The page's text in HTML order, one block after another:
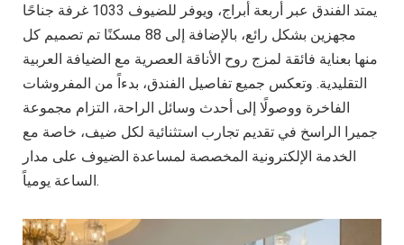
يمتد الفندق عبر أربعة أبراج، ويوفر للضيوف 1033 غرفة جناحًا
مجهزين بشكل رائع، بالإضافة إلى 88 مسكنًا تم تصميم كل
منها بعناية فائقة لمزج روح الأناقة العصرية مع الضيافة العربية
التقليدية. وتعكس جميع تفاصيل الفندق، بدءاً من المفروشات
الفاخرة ووصولًا إلى أحدث وسائل الراحة، التزام مجموعة
جميرا الراسخ في تقديم تجارب استثنائية لكل ضيف، خاصة مع
الخدمة الإلكترونية المخصصة لمساعدة الضيوف على مدار
الساعة يومياً.